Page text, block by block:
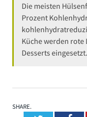
Die meisten
Prozent
Küche werden
Desserts eingesetzt.
SHARE.